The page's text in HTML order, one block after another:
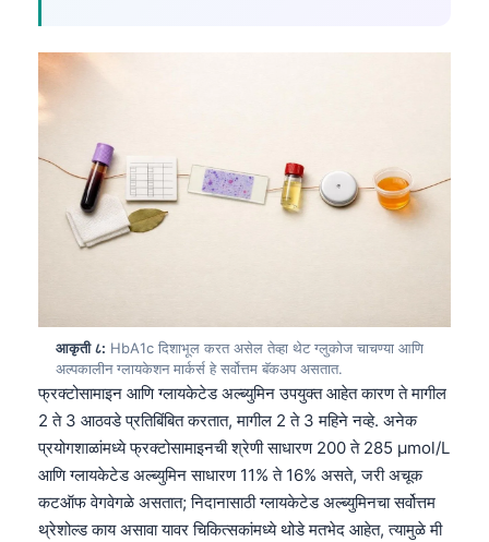
आकृती ८: HbA1c दिशाभूल करत असेल तेव्हा थेट ग्लुकोज चाचण्या आणि
अल्पकालीन ग्लायकेशन मार्कर्स हे सर्वोत्तम बॅकअप असतात.
फ्रक्टोसामाइन आणि ग्लायकेटेड अल्ब्युमिन उपयुक्त आहेत कारण ते मागील
2 ते 3 आठवडे प्रतिबिंबित करतात, मागील 2 ते 3 महिने नव्हे. अनेक
प्रयोगशाळांमध्ये फ्रक्टोसामाइनची श्रेणी साधारण 200 ते 285 µmol/L
आणि ग्लायकेटेड अल्ब्युमिन साधारण 11% ते 16% असते, जरी अचूक
कटऑफ वेगवेगळे असतात; निदानासाठी ग्लायकेटेड अल्ब्युमिनचा सर्वोत्तम
थ्रेशोल्ड काय असावा यावर चिकित्सकांमध्ये थोडे मतभेद आहेत, त्यामुळे मी
فارسی
Български
Dansk
Nederlands
हिन्दी
Bahasa Indonesia
Српски језик
Svenska
Bosanski